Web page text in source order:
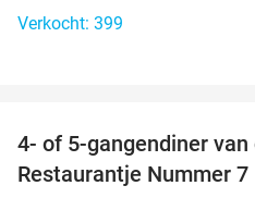
Verkocht: 399
4- of 5-gangendiner van
Restaurantje Nummer 7